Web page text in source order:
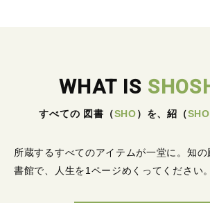
WHAT IS
すべての 図書 （SHO） を、紹 （SHO
所蔵するすべてのアイテムが一堂に。 知の
書館で、人生を1ページめくってください。